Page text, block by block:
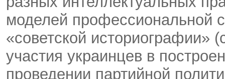
моделей профессиональной
«советской историографии»
участия украинцев в
проведении партийной